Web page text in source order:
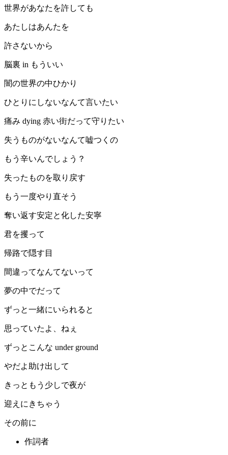
世界があなたを許しても
あたしはあんたを
許さないから
脳裏 in もういい
闇の世界の中ひかり
ひとりにしないなんて言いたい
痛み dying 赤い街だって守りたい
失うものがないなんて嘘つくの
もう辛いんでしょう？
失ったものを取り戻す
もう一度やり直そう
奪い返す安定と化した安寧
君を攫って
帰路で隠す目
間違ってなんてないって
夢の中でだって
ずっと一緒にいられると
思っていたよ、ねぇ
ずっとこんな under ground
やだよ助け出して
きっともう少しで夜が
迎えにきちゃう
その前に
作詞者